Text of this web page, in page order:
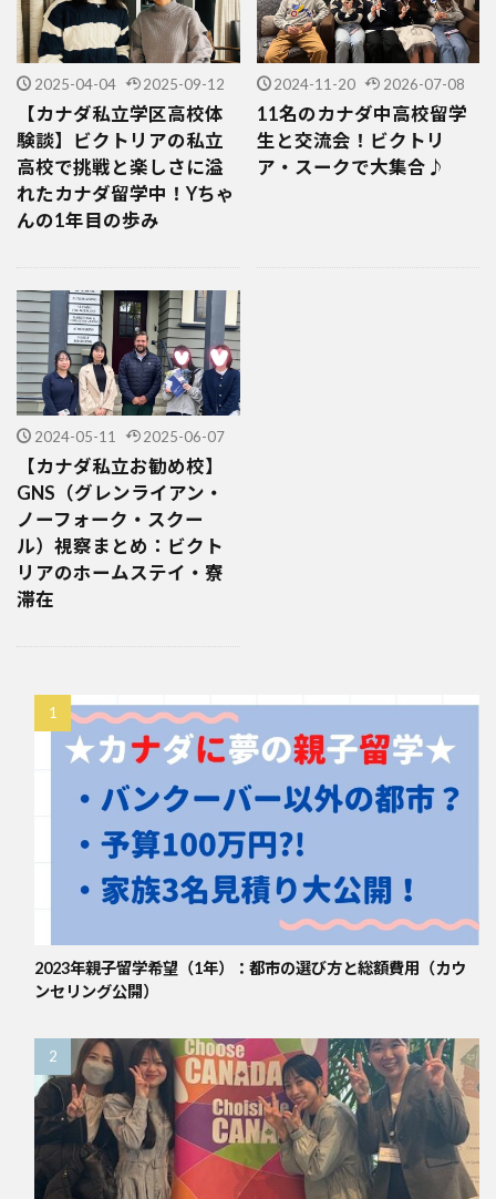
2025-04-04 2025-09-12
【カナダ私立学区高校体
験談】ビクトリアの私立
高校で挑戦と楽しさに溢
れたカナダ留学中！Yちゃ
んの1年目の歩み
2024-11-20 2026-07-08
11名のカナダ中高校留学
生と交流会！ビクトリ
ア・スークで大集合♪
2024-05-11 2025-06-07
【カナダ私立お勧め校】
GNS（グレンライアン・
ノーフォーク・スクー
ル）視察まとめ：ビクト
リアのホームステイ・寮
滞在
2023年親子留学希望（1年）：都市の選び方と総額費用（カウ
ンセリング公開）